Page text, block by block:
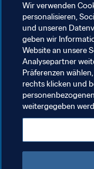
jeweiligen
entnehmen.
Reaktionen der
der heutigen Show
FIFA.com zu
Verwandte
Denmark
Wir verwenden
personalisieren,
und unseren
geben wir
Website an unsere
Analysepartner
Präferenzen
rechts klicken und
weitergegeben